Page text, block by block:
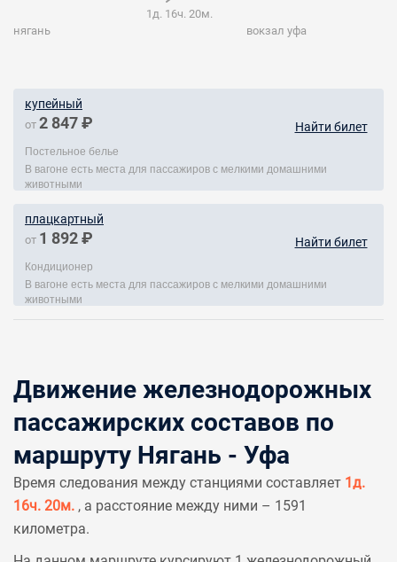
нягань
1д. 16ч. 20м.
вокзал уфа
купейный
от 2 847 ₽ Найти билет
Постельное белье
В вагоне есть места для пассажиров с мелкими домашними
животными
плацкартный
от 1 892 ₽ Найти билет
Кондиционер
В вагоне есть места для пассажиров с мелкими домашними
животными
Движение железнодорожных
пассажирских составов по
маршруту Нягань - Уфа
Время следования между станциями составляет 1д.
16ч. 20м. , а расстояние между ними – 1591
километра.